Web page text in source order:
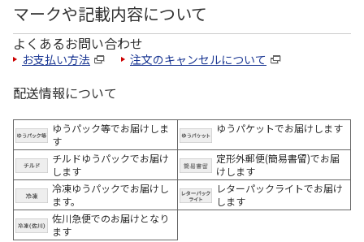
マークや記載内容について
よくあるお問い合わせ
お支払い方法 注文のキャンセルについて
配送情報について
ゆうパック等でお届けしま
す
ゆうパケットでお届けします
チルドゆうパックでお届け
します
定形外郵便(簡易書留)でお届
けします
冷凍ゆうパックでお届けし
ます。
レターパックライトでお届け
します
佐川急便でのお届けとなり
ます